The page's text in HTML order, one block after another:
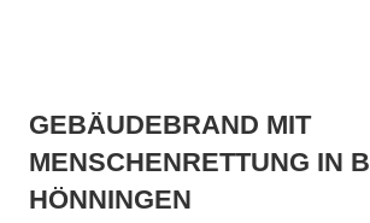
GEBÄUDEBRAND MIT
MENSCHENRETTUNG IN
HÖNNINGEN